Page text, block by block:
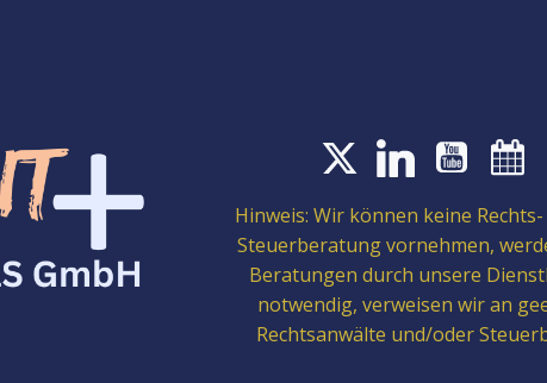
Hinweis: Wir können keine
Steuerberatung vornehmen,
Beratungen durch unsere
notwendig, verweisen wir an
Rechtsanwälte und/oder